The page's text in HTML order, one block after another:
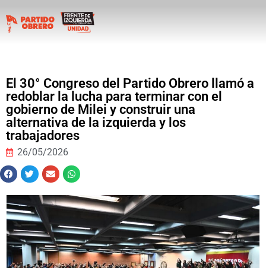
El 30° Congreso del Partido Obrero llamó a
redoblar la lucha para terminar con el
gobierno de Milei y construir una
alternativa de la izquierda y los
trabajadores
26/05/2026